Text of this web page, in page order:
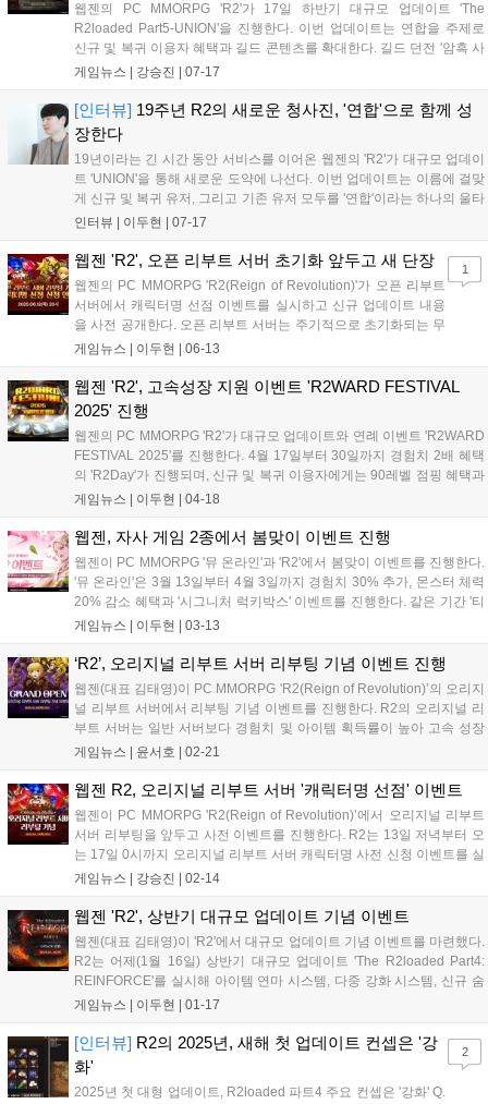
웹젠의 PC MMORPG 'R2'가 17일 하반기 대규모 업데이트 'The
R2loaded Part5-UNION'을 진행한다. 이번 업데이트는 연합을 주제로
신규 및 복귀 이용자 혜택과 길드 콘텐츠를 확대한다. 길드 던전 '암흑 사
제 사원 수용소'를 추가하고 '장비 각성' 시스템을 업데이트한다. 17일부
월 시즈널 이벤트 등이 진행된다. 내달 7일까지 플레이 시간 누적 포인트
로 홈페이지 이벤트 참여 시 경품을 제공한다....
게임뉴스 | 강승진 07-17
[인터뷰] 19주년 R2의 새로운 청사진, '연합'으로 함께 성
장한다
19년이라는 긴 시간 동안 서비스를 이어온 웹젠의 'R2'가 대규모 업데이
트 'UNION'을 통해 새로운 도약에 나선다. 이번 업데이트는 이름에 걸맞
게 신규 및 복귀 유저, 그리고 기존 유저 모두를 '연합'이라는 하나의 울타
리 안으로 모으는 데 초점을 맞췄다. 초반 성장 구간을 대폭 개선하고, '장
인터뷰 | 이두현 07-17
웹젠 'R2', 오픈 리부트 서버 초기화 앞두고 새 단장
웹젠의 PC MMORPG 'R2(Reign of Revolution)'가 오픈 리부트
서버에서 캐릭터명 선점 이벤트를 실시하고 신규 업데이트 내용
을 사전 공개한다. 오픈 리부트 서버는 주기적으로 초기화되는 무
료 서버로, 일반 서버에 비해 높은 경험치와 아이템, 실버 획득률
점 이벤트는 오는 16일...
게임뉴스 | 이두현 06-13
1
웹젠 'R2', 고속성장 지원 이벤트 'R2WARD FESTIVAL
2025' 진행
웹젠의 PC MMORPG 'R2'가 대규모 업데이트와 연례 이벤트 'R2WARD
FESTIVAL 2025'를 진행한다. 4월 17일부터 30일까지 경험치 2배 혜택
의 'R2Day'가 진행되며, 신규 및 복귀 이용자에게는 90레벨 점핑 혜택과
장비 상자가 제공된다. 이벤트 기간 동안 '루미너스' NPC를 통해 아이템
수 던전 오픈, 5월 8일까지 '용사 퀘스트 미션' 이벤트도 진행된다....
게임뉴스 | 이두현 04-18
웹젠, 자사 게임 2종에서 봄맞이 이벤트 진행
웹젠이 PC MMORPG '뮤 온라인'과 'R2'에서 봄맞이 이벤트를 진행한다.
'뮤 온라인'은 3월 13일부터 4월 3일까지 경험치 30% 추가, 몬스터 체력
20% 감소 혜택과 '시그니처 럭키박스' 이벤트를 진행한다. 같은 기간 '티
베톤뮨 진화의 돌 이벤트'도 진행한다. 'R2'는 3월 13일부터 27일까지 '변
진행한다. 3월 20일까지 '3월 행운석 교환 이벤트'와 '변신 이벤트'에 참
여할 수 있다. 3월 20일부터 27일까지 데모자르의 섬 포인트 획득 2배
혜택을 제공한다....
게임뉴스 | 이두현 03-13
‘R2’, 오리지널 리부트 서버 리부팅 기념 이벤트 진행
웹젠(대표 김태영)이 PC MMORPG 'R2(Reign of Revolution)’의 오리지
널 리부트 서버에서 리부팅 기념 이벤트를 진행한다. R2의 오리지널 리
부트 서버는 일반 서버보다 경험치 및 아이템 획득률이 높아 고속 성장
이 가능한 서버다. 게임을 빠르고 쉽게 즐길 수 있고 정기적으로 초기화
게임뉴스 | 윤서호 02-21
웹젠 R2, 오리지널 리부트 서버 '캐릭터명 선점' 이벤트
웹젠이 PC MMORPG 'R2(Reign of Revolution)’에서 오리지널 리부트
서버 리부팅을 앞두고 사전 이벤트를 진행한다. R2는 13일 저녁부터 오
는 17일 0시까지 오리지널 리부트 서버 캐릭터명 사전 신청 이벤트를 실
시한다. 게임 이용자는 이벤트 기간에 ‘R2’ 계정에 로그인 후 안내 페이
게임뉴스 | 강승진 02-14
웹젠 'R2', 상반기 대규모 업데이트 기념 이벤트
웹젠(대표 김태영)이 'R2'에서 대규모 업데이트 기념 이벤트를 마련했다.
R2는 어제(1월 16일) 상반기 대규모 업데이트 'The R2loaded Part4:
REINFORCE'를 실시해 아이템 연마 시스템, 다중 강화 시스템, 신규 숨
결 룬 등을 새롭게 선보이고 게임 내 이용자 편의 기능을 개선했다. 연 2
게임뉴스 | 이두현 01-17
[인터뷰] R2의 2025년, 새해 첫 업데이트 컨셉은 '강
화'
2025년 첫 대형 업데이트, R2loaded 파트4 주요 컨셉은 '강화' Q.
2